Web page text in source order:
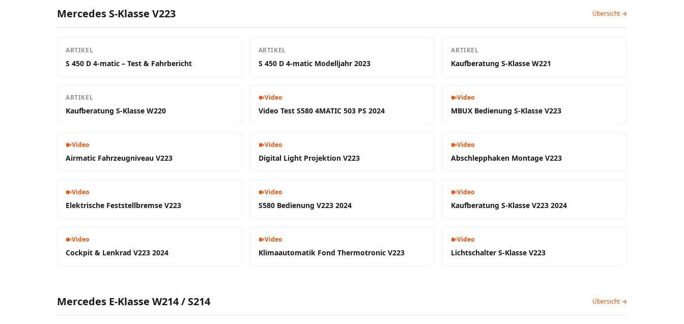
Mercedes S-Klasse V223 Übersicht →
ARTIKEL
S 450 D 4-matic – Test & Fahrbericht
ARTIKEL
S 450 D 4-matic Modelljahr 2023
ARTIKEL
Kaufberatung S-Klasse W221
ARTIKEL
Kaufberatung S-Klasse W220
Video
Video Test S580 4MATIC 503 PS 2024
Video
MBUX Bedienung S-Klasse V223
Video
Airmatic Fahrzeugniveau V223
Video
Digital Light Projektion V223
Video
Abschlepphaken Montage V223
Video
Elektrische Feststellbremse V223
Video
S580 Bedienung V223 2024
Video
Kaufberatung S-Klasse V223 2024
Video
Cockpit & Lenkrad V223 2024
Video
Klimaautomatik Fond Thermotronic V223
Video
Lichtschalter S-Klasse V223
Mercedes E-Klasse W214 / S214 Übersicht →